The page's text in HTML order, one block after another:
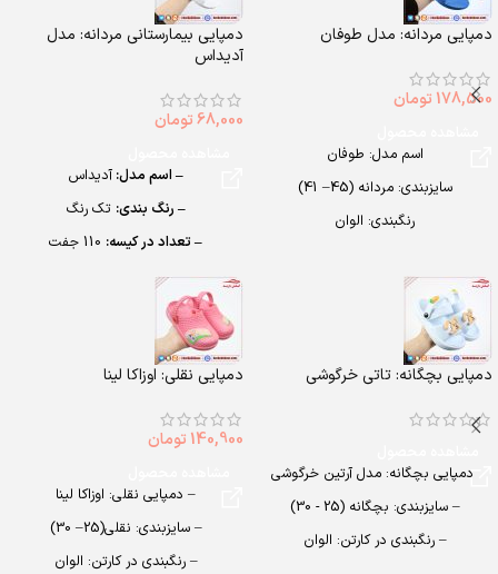
دمپایی مردانه: مدل طوفان
178,500 تومان
اسم مدل: طوفان
سایزبندی: مردانه (45– 41)
رنگبندی: الوان
جنس: Airblowing
دمپایی بیمارستانی مردانه: مدل
آدیداس
68,000تومان
– اسم مدل: آدیداس
– رنگ بندی: تک رنگ
– تعداد در کیسه:
– جنس:
– سایزبندی:
دمپایی بچگانه: تاتی خرگوشی
دمپایی بچگانه: مدل آرتین خرگوشی
– سایزبندی: بچگانه (25 - 30)
– رنگبندی در کارتن: الوان
دمپایی نقلی: اوزاکا لینا
140,900 تومان
– دمپایی نقلی: اوزاکا لینا
– سایزبندی: نقلی(25– 30)
– رنگبندی در کارتن: الوان